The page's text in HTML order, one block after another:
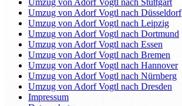
Umzug von Adorf Vogtl nach Stuttgart
Umzug von Adorf Vogtl nach Düsseldorf
Umzug von Adorf Vogtl nach Leipzig
Umzug von Adorf Vogtl nach Dortmund
Umzug von Adorf Vogtl nach Essen
Umzug von Adorf Vogtl nach Bremen
Umzug von Adorf Vogtl nach Hannover
Umzug von Adorf Vogtl nach Nürnberg
Umzug von Adorf Vogtl nach Dresden
Impressum